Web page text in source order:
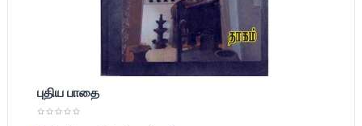
புதிய பாதை